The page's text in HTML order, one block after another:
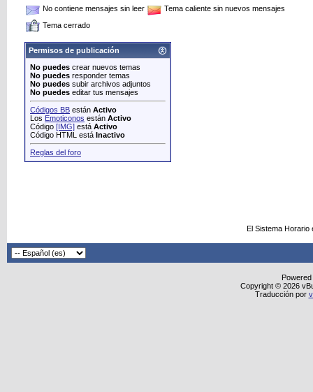
No contiene mensajes sin leer
Tema caliente sin nuevos mensajes
Tema cerrado
Permisos de publicación
No puedes crear nuevos temas
No puedes responder temas
No puedes subir archivos adjuntos
No puedes editar tus mensajes
Códigos BB están Activo
Los Emoticonos están Activo
Código [IMG] está Activo
Código HTML está Inactivo
Reglas del foro
El Sistema
Copyright © 2026
Traducción por